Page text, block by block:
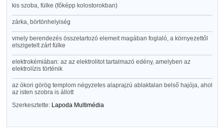
kis szoba, fülke (főképp kolostorokban)
zárka, börtönhelyiség
vmely berendezés összetartozó elemeit magában foglaló, a környezettől
elszigetelt zárt fülke
elektrokémiában: az az elektrolitot tartalmazó edény, amelyben az
elektrolízis történik
az ókori görög templom négyzetes alaprajzú ablaktalan belső hajója, ahol
az isten szobra is állott
Szerkesztette: Lapoda Multimédia